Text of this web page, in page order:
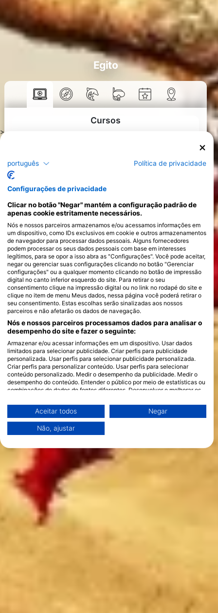
>
Egito
Cursos
português Política de privacidade
Configurações de privacidade
Clicar no botão "Negar" mantém a configuração padrão de
apenas cookie estritamente necessários.
Nós e nossos parceiros armazenamos e/ou acessamos informações em
um dispositivo, como IDs exclusivos em cookie e outros armazenamentos
de navegador para processar dados pessoais. Alguns fornecedores
podem processar os seus dados pessoais com base em interesses
legítimos, para se opor a isso abra as "Configurações". Você pode aceitar,
negar ou gerenciar suas configurações clicando no botão "Gerenciar
configurações" ou a qualquer momento clicando no botão de impressão
digital no canto inferior esquerdo do site. Para retirar o seu
consentimento clique na impressão digital ou no link no rodapé do site e
clique no item de menu Meus dados, nessa página você poderá retirar o
seu consentimento. Estas escolhas serão sinalizadas aos nossos
parceiros e não afetarão os dados de navegação.
Nós e nossos parceiros processamos dados para analisar o
desempenho do site e fazer o seguinte:
Armazenar e/ou acessar informações em um dispositivo. Usar dados
limitados para selecionar publicidade. Criar perfis para publicidade
personalizada. Usar perfis para selecionar publicidade personalizada.
Criar perfis para personalizar conteúdo. Usar perfis para selecionar
conteúdo personalizado. Medir o desempenho da publicidade. Medir o
desempenho do conteúdo. Entender o público por meio de estatísticas ou
combinações de dados de fontes diferentes. Desenvolver e melhorar os
Você pode encontrar mais informações sobre o uso de dados pelo Google
aqui: https://business.safety.google/privacy/
Os dados podem ser partilhados fora da União Europeia e enviados para
este site/aplicativo.
Ver lista de parceiros (1 fornecedores IAB)
Utilizamos os seus dados para as seguintes finalidades:
Finalidades de processamento do IAB:
Armazenar e/ou acessar informações em um
dispositivo
Usar dados limitados para selecionar
Aceitar todos Negar
Não, ajustar